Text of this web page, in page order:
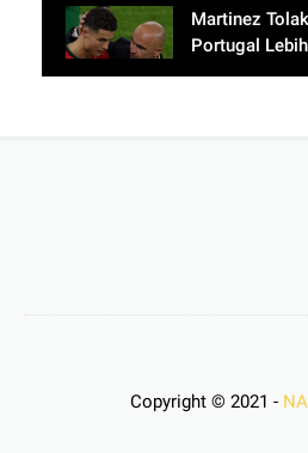
Martinez
Portugal
Ronaldo usai
Copyright © 2021 -